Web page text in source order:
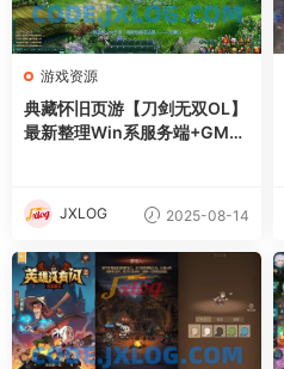
游戏资源
典藏怀旧页游【刀剑无双OL】
最新整理Win系服务端+GM工
JXLOG 2025-08-14